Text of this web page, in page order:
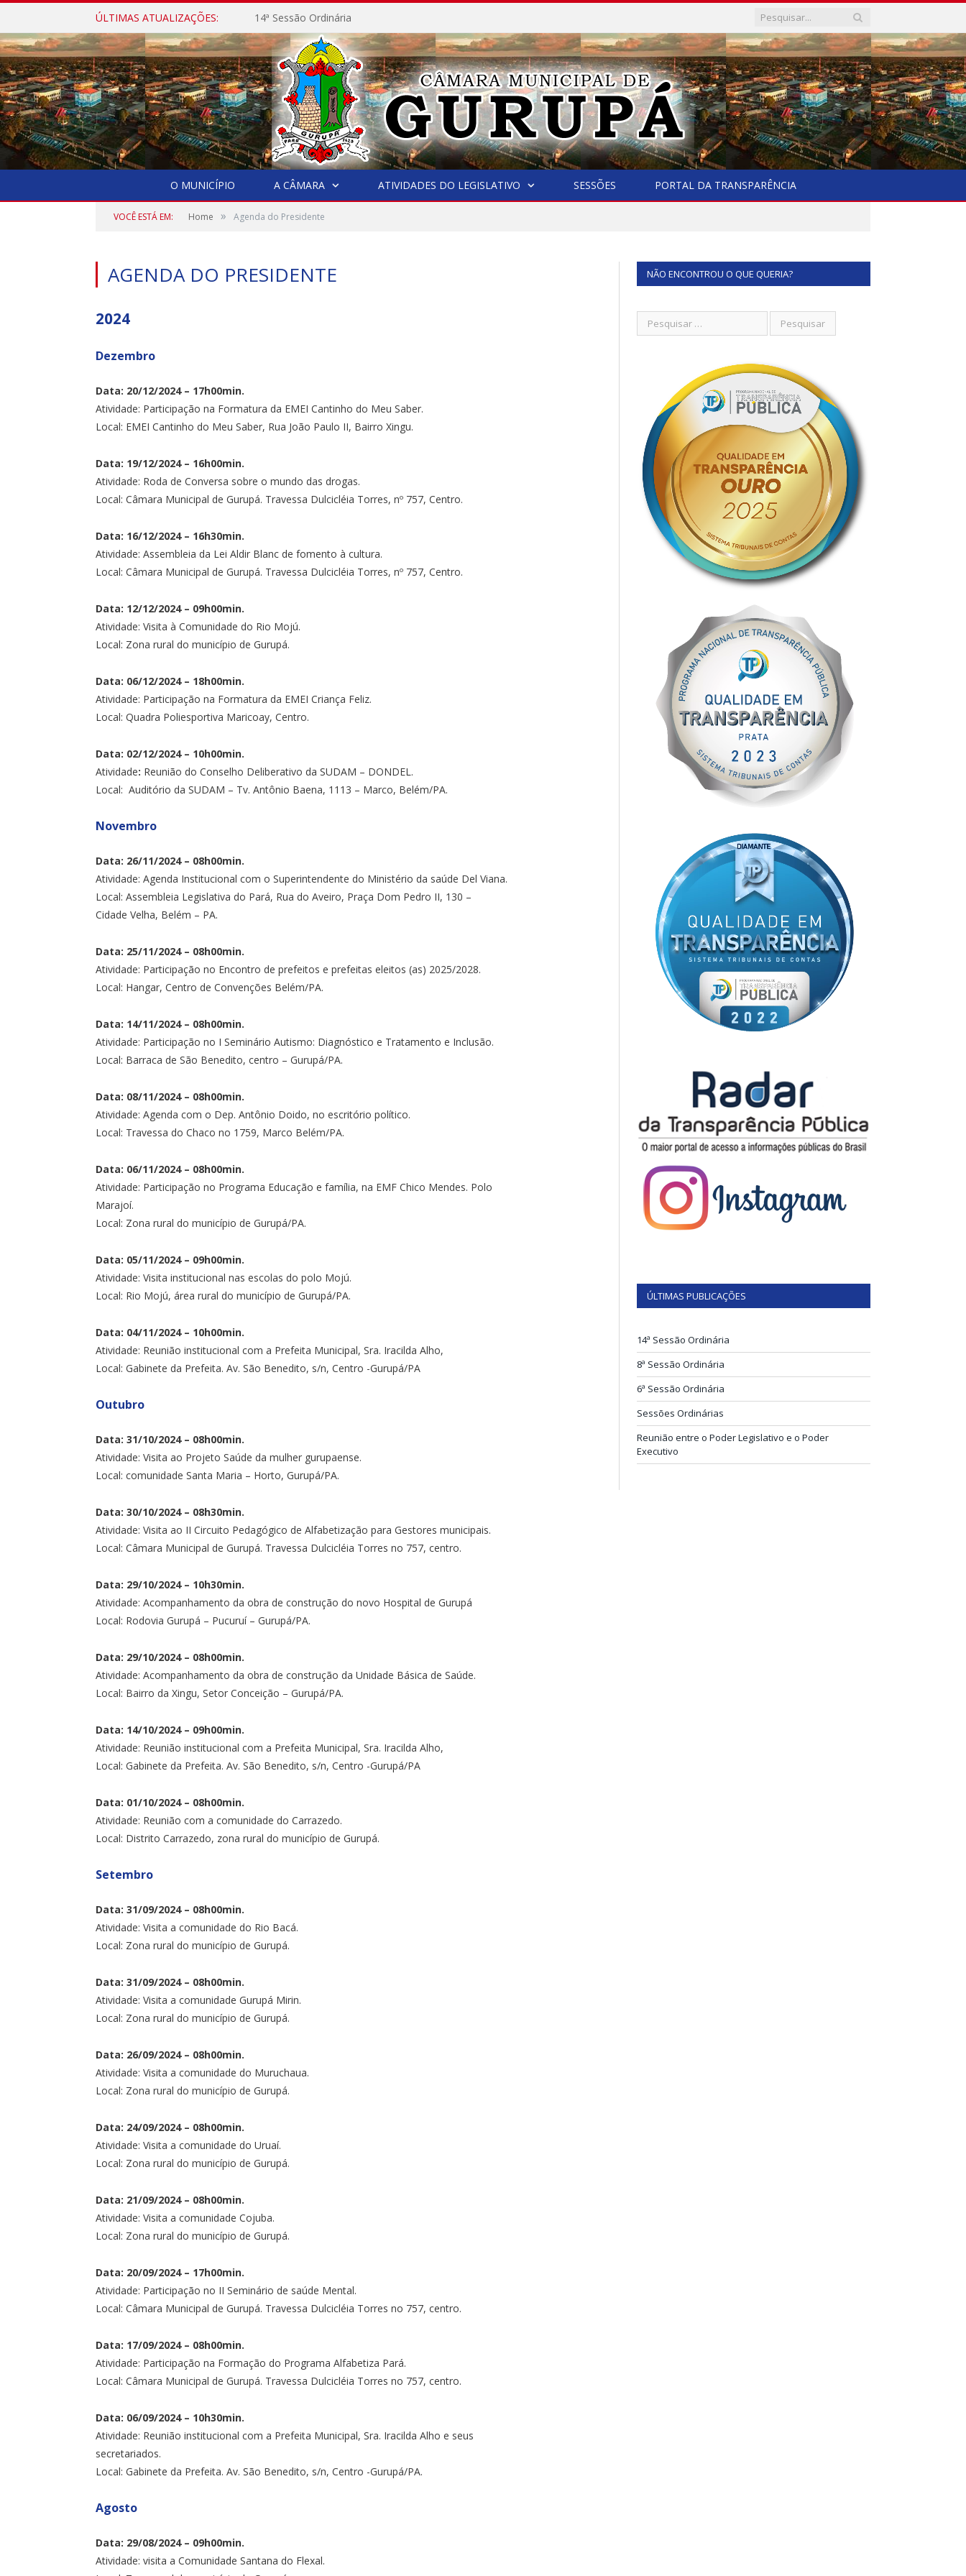
ÚLTIMAS ATUALIZAÇÕES: 14ª Sessão Ordinária
O MUNICÍPIO A CÂMARA ATIVIDADES DO LEGISLATIVO SESSÕES PORTAL DA TRANSPARÊNCIA
VOCÊ ESTÁ EM: Home » Agenda do Presidente
AGENDA DO PRESIDENTE
2024
Dezembro
Data: 20/12/2024 – 17h00min.
Atividade: Participação na Formatura da EMEI Cantinho do Meu Saber.
Local: EMEI Cantinho do Meu Saber, Rua João Paulo II, Bairro Xingu.
Data: 19/12/2024 – 16h00min.
Atividade: Roda de Conversa sobre o mundo das drogas.
Local: Câmara Municipal de Gurupá. Travessa Dulcicléia Torres, nº 757, Centro.
Data: 16/12/2024 – 16h30min.
Atividade: Assembleia da Lei Aldir Blanc de fomento à cultura.
Local: Câmara Municipal de Gurupá. Travessa Dulcicléia Torres, nº 757, Centro.
Data: 12/12/2024 – 09h00min.
Atividade: Visita à Comunidade do Rio Mojú.
Local: Zona rural do município de Gurupá.
Data: 06/12/2024 – 18h00min.
Atividade: Participação na Formatura da EMEI Criança Feliz.
Local: Quadra Poliesportiva Maricoay, Centro.
Data: 02/12/2024 – 10h00min.
Atividade: Reunião do Conselho Deliberativo da SUDAM – DONDEL.
Local: Auditório da SUDAM – Tv. Antônio Baena, 1113 – Marco, Belém/PA.
Novembro
Data: 26/11/2024 – 08h00min.
Atividade: Agenda Institucional com o Superintendente do Ministério da saúde Del Viana.
Local: Assembleia Legislativa do Pará, Rua do Aveiro, Praça Dom Pedro II, 130 –
Cidade Velha, Belém – PA.
Data: 25/11/2024 – 08h00min.
Atividade: Participação no Encontro de prefeitos e prefeitas eleitos (as) 2025/2028.
Local: Hangar, Centro de Convenções Belém/PA.
Data: 14/11/2024 – 08h00min.
Atividade: Participação no I Seminário Autismo: Diagnóstico e Tratamento e Inclusão.
Local: Barraca de São Benedito, centro – Gurupá/PA.
Data: 08/11/2024 – 08h00min.
Atividade: Agenda com o Dep. Antônio Doido, no escritório político.
Local: Travessa do Chaco no 1759, Marco Belém/PA.
Data: 06/11/2024 – 08h00min.
Atividade: Participação no Programa Educação e família, na EMF Chico Mendes. Polo
Marajoí.
Local: Zona rural do município de Gurupá/PA.
Data: 05/11/2024 – 09h00min.
Atividade: Visita institucional nas escolas do polo Mojú.
Local: Rio Mojú, área rural do município de Gurupá/PA.
Data: 04/11/2024 – 10h00min.
Atividade: Reunião institucional com a Prefeita Municipal, Sra. Iracilda Alho,
Local: Gabinete da Prefeita. Av. São Benedito, s/n, Centro -Gurupá/PA
Outubro
Data: 31/10/2024 – 08h00min.
Atividade: Visita ao Projeto Saúde da mulher gurupaense.
Local: comunidade Santa Maria – Horto, Gurupá/PA.
Data: 30/10/2024 – 08h30min.
Atividade: Visita ao II Circuito Pedagógico de Alfabetização para Gestores municipais.
Local: Câmara Municipal de Gurupá. Travessa Dulcicléia Torres no 757, centro.
Data: 29/10/2024 – 10h30min.
Atividade: Acompanhamento da obra de construção do novo Hospital de Gurupá
Local: Rodovia Gurupá – Pucuruí – Gurupá/PA.
Data: 29/10/2024 – 08h00min.
Atividade: Acompanhamento da obra de construção da Unidade Básica de Saúde.
Local: Bairro da Xingu, Setor Conceição – Gurupá/PA.
Data: 14/10/2024 – 09h00min.
Atividade: Reunião institucional com a Prefeita Municipal, Sra. Iracilda Alho,
Local: Gabinete da Prefeita. Av. São Benedito, s/n, Centro -Gurupá/PA
Data: 01/10/2024 – 08h00min.
Atividade: Reunião com a comunidade do Carrazedo.
Local: Distrito Carrazedo, zona rural do município de Gurupá.
Setembro
Data: 31/09/2024 – 08h00min.
Atividade: Visita a comunidade do Rio Bacá.
Local: Zona rural do município de Gurupá.
Data: 31/09/2024 – 08h00min.
Atividade: Visita a comunidade Gurupá Mirin.
Local: Zona rural do município de Gurupá.
Data: 26/09/2024 – 08h00min.
Atividade: Visita a comunidade do Muruchaua.
Local: Zona rural do município de Gurupá.
Data: 24/09/2024 – 08h00min.
Atividade: Visita a comunidade do Uruaí.
Local: Zona rural do município de Gurupá.
Data: 21/09/2024 – 08h00min.
Atividade: Visita a comunidade Cojuba.
Local: Zona rural do município de Gurupá.
Data: 20/09/2024 – 17h00min.
Atividade: Participação no II Seminário de saúde Mental.
Local: Câmara Municipal de Gurupá. Travessa Dulcicléia Torres no 757, centro.
Data: 17/09/2024 – 08h00min.
Atividade: Participação na Formação do Programa Alfabetiza Pará.
Local: Câmara Municipal de Gurupá. Travessa Dulcicléia Torres no 757, centro.
Data: 06/09/2024 – 10h30min.
Atividade: Reunião institucional com a Prefeita Municipal, Sra. Iracilda Alho e seus
secretariados.
Local: Gabinete da Prefeita. Av. São Benedito, s/n, Centro -Gurupá/PA.
Agosto
Data: 29/08/2024 – 09h00min.
Atividade: visita a Comunidade Santana do Flexal.
NÃO ENCONTROU O QUE QUERIA?
ÚLTIMAS PUBLICAÇÕES
14ª Sessão Ordinária
8ª Sessão Ordinária
6ª Sessão Ordinária
Sessões Ordinárias
Reunião entre o Poder Legislativo e o Poder
Executivo